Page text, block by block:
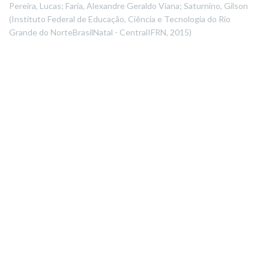
Pereira, Lucas; Faria, Alexandre Geraldo Viana; Saturnino, Gilson
(Instituto Federal de Educação, Ciência e Tecnologia do Rio
Grande do NorteBrasilNatal - CentralIFRN, 2015)